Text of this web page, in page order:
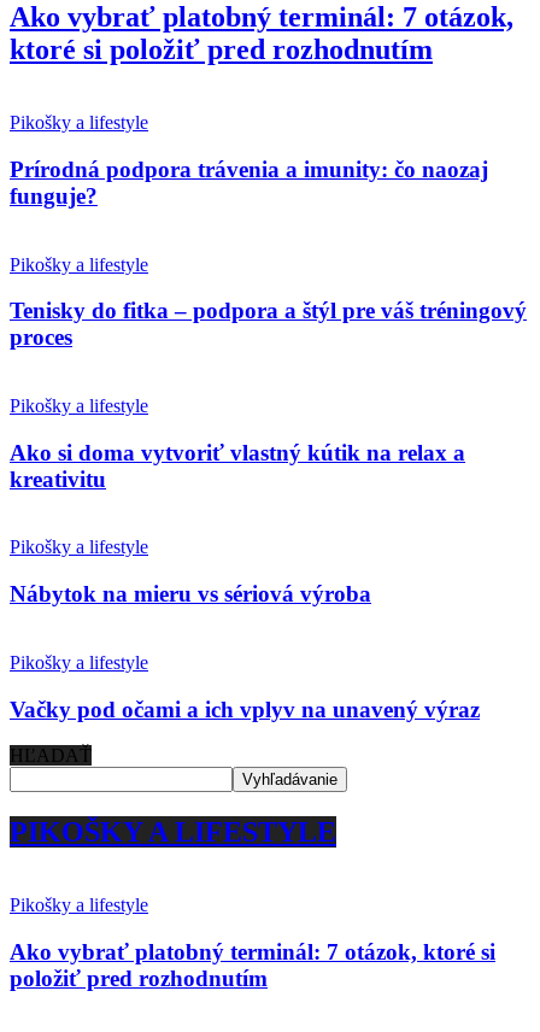
Ako vybrať platobný terminál: 7 otázok,
ktoré si položiť pred rozhodnutím
Pikošky a lifestyle
Prírodná podpora trávenia a imunity: čo naozaj
funguje?
Pikošky a lifestyle
Tenisky do fitka – podpora a štýl pre váš tréningový
proces
Pikošky a lifestyle
Ako si doma vytvoriť vlastný kútik na relax a
kreativitu
Pikošky a lifestyle
Nábytok na mieru vs sériová výroba
Pikošky a lifestyle
Vačky pod očami a ich vplyv na unavený výraz
HĽADAŤ
PIKOŠKY A LIFESTYLE
Pikošky a lifestyle
Ako vybrať platobný terminál: 7 otázok, ktoré si
položiť pred rozhodnutím